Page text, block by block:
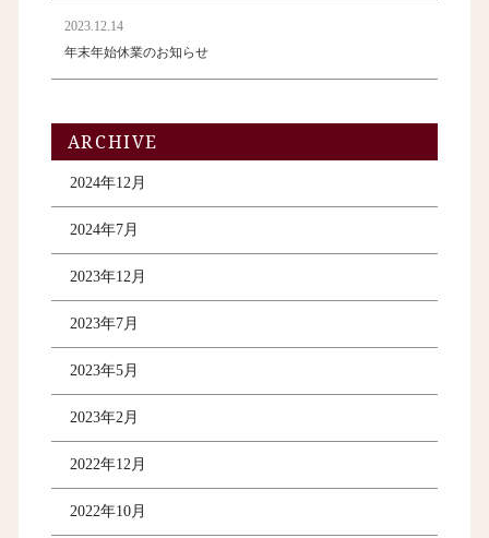
2023.12.14
年末年始休業のお知らせ
ARCHIVE
2024年12月
2024年7月
2023年12月
2023年7月
2023年5月
2023年2月
2022年12月
2022年10月